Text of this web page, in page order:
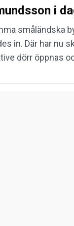
i
småländska
in. Där har nu
dörr öppnas